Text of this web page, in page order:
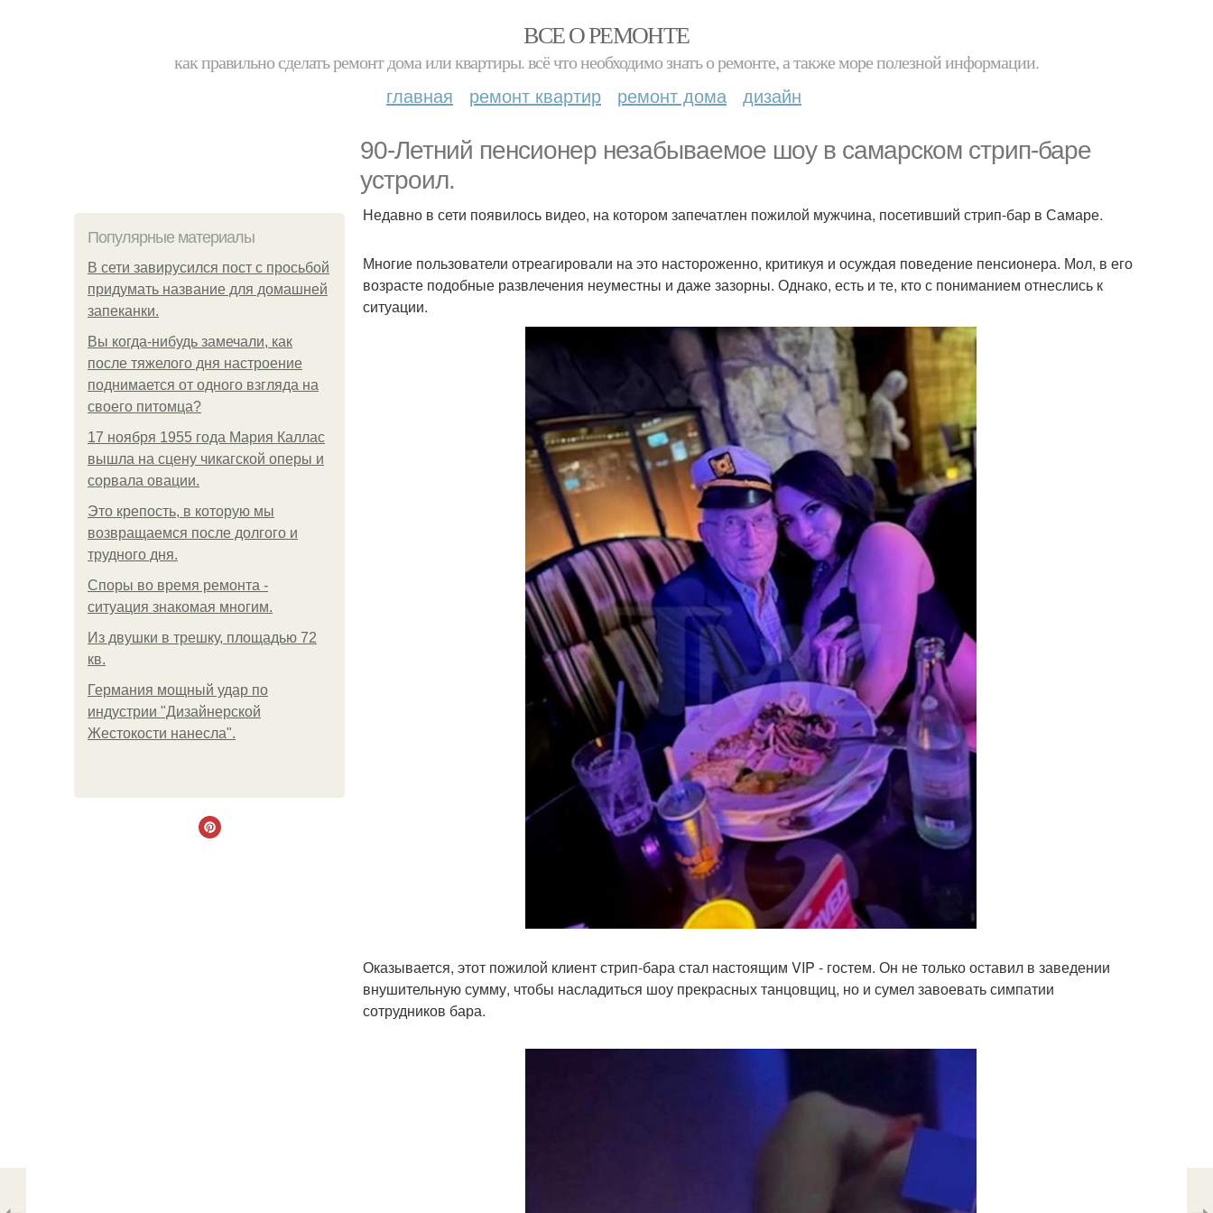
ВСЕ О РЕМОНТЕ
как правильно сделать ремонт дома или квартиры. всё что необходимо знать о ремонте, а также море полезной информации.
главная ремонт квартир ремонт дома дизайн
90-Летний пенсионер незабываемое шоу в самарском стрип-баре
устроил.
Популярные материалы
В сети завирусился пост с просьбой
придумать название для домашней
запеканки.
Вы когда-нибудь замечали, как
после тяжелого дня настроение
поднимается от одного взгляда на
своего питомца?
17 ноября 1955 года Мария Каллас
вышла на сцену чикагской оперы и
сорвала овации.
Это крепость, в которую мы
возвращаемся после долгого и
трудного дня.
Споры во время ремонта -
ситуация знакомая многим.
Из двушки в трешку, площадью 72
кв.
Германия мощный удар по
индустрии "Дизайнерской
Жестокости нанесла".
Недавно в сети появилось видео, на котором запечатлен пожилой мужчина, посетивший стрип-бар в Самаре.
Многие пользователи отреагировали на это настороженно, критикуя и осуждая поведение пенсионера. Мол, в его
возрасте подобные развлечения неуместны и даже зазорны. Однако, есть и те, кто с пониманием отнеслись к
ситуации.
Оказывается, этот пожилой клиент стрип-бара стал настоящим VIP - гостем. Он не только оставил в заведении
внушительную сумму, чтобы насладиться шоу прекрасных танцовщиц, но и сумел завоевать симпатии
сотрудников бара.